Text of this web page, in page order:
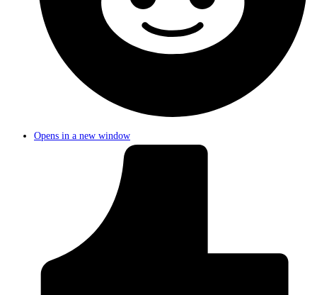
Opens in a new window